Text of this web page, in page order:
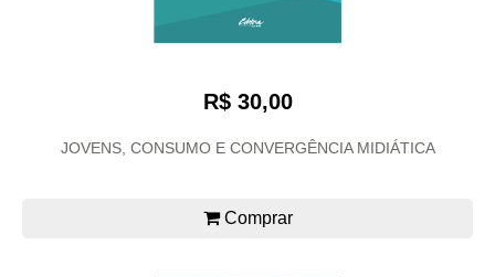
R$ 30,00
JOVENS, CONSUMO E CONVERGÊNCIA MIDIÁTICA
Comprar